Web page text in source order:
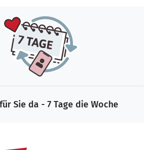
Sie da - 7 Tage die Woche